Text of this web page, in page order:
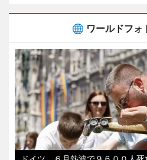
ワールドフォ